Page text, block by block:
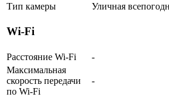
Тип камеры
Уличная
Wi-Fi
Расстояние Wi-Fi
-
Максимальная
скорость передачи
по Wi-Fi
-